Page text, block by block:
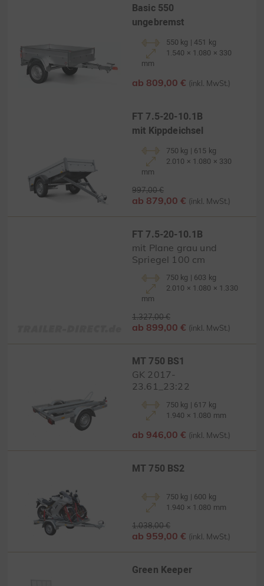
Basic 550
ungebremst
550 kg | 451 kg
1.540 × 1.080 × 330
mm
ab 809,00 € (inkl. MwSt.)
FT 7.5-20-10.1B
mit Kippdeichsel
750 kg | 615 kg
2.010 × 1.080 × 330
mm
997,00 €
ab 879,00 € (inkl. MwSt.)
FT 7.5-20-10.1B
mit Plane grau und
Spriegel 100 cm
750 kg | 603 kg
2.010 × 1.080 × 1.330
mm
1.327,00 €
ab 899,00 € (inkl. MwSt.)
MT 750 BS1
GK 2017-
23.61_23:22
750 kg | 617 kg
1.940 × 1.080 mm
ab 946,00 € (inkl. MwSt.)
MT 750 BS2
750 kg | 600 kg
1.940 × 1.080 mm
1.038,00 €
ab 959,00 € (inkl. MwSt.)
Green Keeper